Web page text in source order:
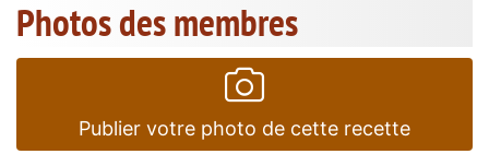
Photos des membres
Publier votre photo de cette recette